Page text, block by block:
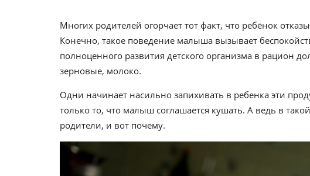
Многих родителей огорчает тот факт, что ребёнок
Конечно, такое поведение малыша вызывает
полноценного развития детского организма в рацион
зерновые, молоко.
Одни начинает насильно запихивать в ребенка эти
только то, что малыш соглашается кушать. А ведь в
родители, и вот почему.